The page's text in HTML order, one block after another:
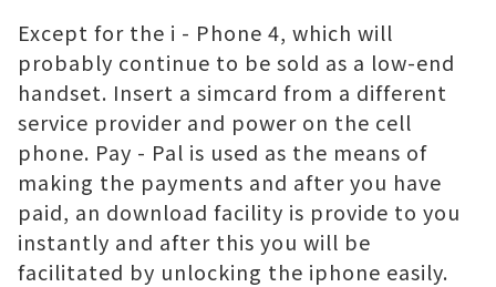
Except for the i - Phone 4, which will
probably continue to be sold as a low-end
handset. Insert a simcard from a different
service provider and power on the cell
phone. Pay - Pal is used as the means of
making the payments and after you have
paid, an download facility is provide to you
instantly and after this you will be
facilitated by unlocking the iphone easily.